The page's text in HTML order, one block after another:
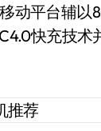
动平台辅以
快充技